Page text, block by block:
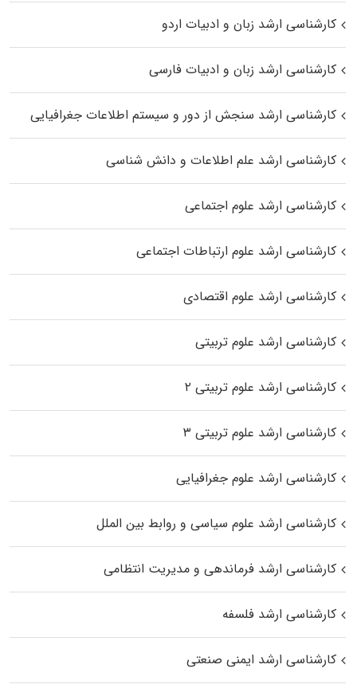
کارشناسی ارشد زبان و ادبیات اردو
کارشناسی ارشد زبان و ادبیات فارسی
کارشناسی ارشد سنجش از دور و سیستم اطلاعات جغرافیایی
کارشناسی ارشد علم اطلاعات و دانش شناسی
کارشناسی ارشد علوم اجتماعی
کارشناسی ارشد علوم ارتباطات اجتماعی
کارشناسی ارشد علوم اقتصادی
کارشناسی ارشد علوم تربیتی
کارشناسی ارشد علوم تربیتی ۲
کارشناسی ارشد علوم تربیتی ۳
کارشناسی ارشد علوم جغرافیایی
کارشناسی ارشد علوم سیاسی و روابط بین الملل
کارشناسی ارشد فرماندهی و مدیریت انتظامی
کارشناسی ارشد فلسفه
کارشناسی ارشد ایمنی صنعتی